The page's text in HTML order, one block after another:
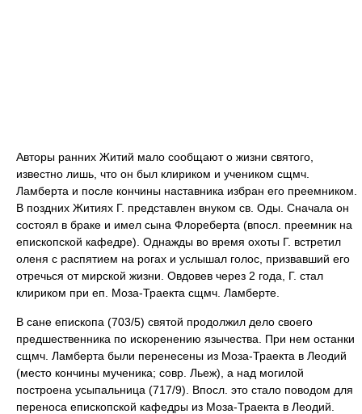
Авторы ранних Житий мало сообщают о жизни святого,
известно лишь, что он был клириком и учеником сщмч.
Ламберта и после кончины наставника избран его преемником.
В поздних Житиях Г. представлен внуком св. Оды. Сначала он
состоял в браке и имел сына Флореберта (впосл. преемник на
епископской кафедре). Однажды во время охоты Г. встретил
оленя с распятием на рогах и услышал голос, призвавший его
отречься от мирской жизни. Овдовев через 2 года, Г. стал
клириком при еп. Моза-Траекта сщмч. Ламберте.
В сане епископа (703/5) святой продолжил дело своего
предшественника по искоренению язычества. При нем останки
сщмч. Ламберта были перенесены из Моза-Траекта в Леодий
(место кончины мученика; совр. Льеж), а над могилой
построена усыпальница (717/9). Впосл. это стало поводом для
переноса епископской кафедры из Моза-Траекта в Леодий.